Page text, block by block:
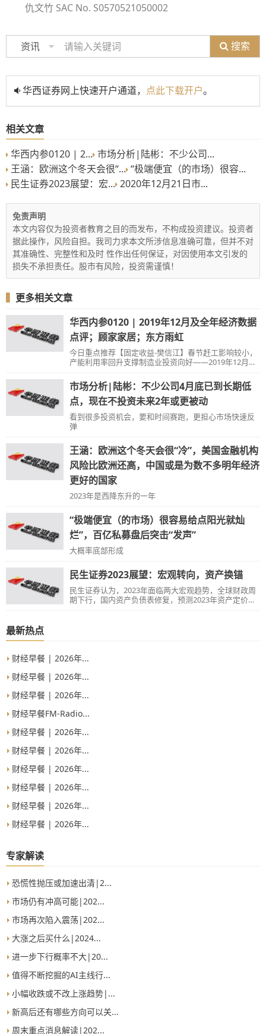
仇文竹 SAC No. S0570521050002
资讯 搜索
华西证券网上快速开户通道， 点此下载开户。
相关文章
华西内参0120 | 2... 市场分析|陆彬：不少公司...
王涵：欧洲这个冬天会很“... “极端便宜（的市场）很容...
民生证券2023展望：宏... 2020年12月21日市...
免责声明
本文内容仅为投资者教育之目的而发布，不构成投资建议。投资者
据此操作，风险自担。我司力求本文所涉信息准确可靠，但并不对
其准确性、完整性和及时 性作出任何保证，对因使用本文引发的
损失不承担责任。股市有风险，投资需谨慎！
更多相关文章
华西内参0120 | 2019年12月及全年经济数据
点评；顾家家居；东方雨虹
今日重点推荐【固定收益-樊信江】春节赶工影响较小，
产能利用率回升支撑制造业投资向好——2019年12月及
位资金逐步改善【轻工-徐林锋】顾家家居（603816）：
经销商拟增持公司股份，充分显示长期发展信心【建材-
戚舒扬】东方雨虹（002271）：现金流改善在即，估值
中枢提升可期【通信-熊军】天孚通信（300394）：业绩
符合预期，新产品产能加速释放【传媒-赵琳】捷成股份
（300182）：牵头国产三维声标准制定，超高清市场广
小，产能利用率回升支撑制造业投资向好—
市场分析|陆彬：不少公司4月底已到长期低
点，现在不投资未来2年或更被动
看到很多投资机会，要和时间赛跑，更担心市场快速反
弹
王涵：欧洲这个冬天会很“冷”，美国金融机构
风险比欧洲还高，中国或是为数不多明年经济
更好的国家
2023年是西降东升的一年
“极端便宜（的市场）很容易给点阳光就灿
烂”，百亿私募盘后突击“发声”
大概率底部形成
民生证券2023展望：宏观转向，资产换锚
民生证券认为，2023年面临两大宏观趋势，全球财政周
期下行，国内资产负债表修复，预测2023年资产定价将
最新热点
财经早餐 | 2026年...
财经早餐 | 2026年...
财经早餐 | 2026年...
财经早餐FM-Radio...
财经早餐 | 2026年...
财经早餐 | 2026年...
财经早餐 | 2026年...
财经早餐 | 2026年...
财经早餐 | 2026年...
财经早餐 | 2026年...
专家解读
恐慌性抛压或加速出清|2...
市场仍有冲高可能|202...
市场再次陷入震荡|202...
大涨之后买什么|2024...
进一步下行概率不大|20...
值得不断挖掘的AI主线行...
小幅收跌或不改上涨趋势|...
新高后还有哪些方向可以关...
周末重点消息解读|202...